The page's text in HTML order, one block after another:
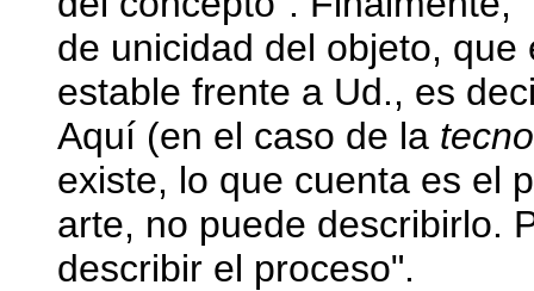
de unicidad del objeto,
estable frente a Ud., es
Aquí (en el caso de la
existe, lo que cuenta es el
arte, no puede describirlo.
describir el proceso".